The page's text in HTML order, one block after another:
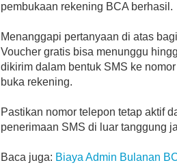
pembukaan rekening BCA berhasil.
Menanggapi pertanyaan di atas
Voucher gratis bisa menunggu
dikirim dalam bentuk SMS ke
buka rekening.
Pastikan nomor telepon tetap aktif
penerimaan SMS di luar tanggung
Baca juga: Biaya Admin Bulanan